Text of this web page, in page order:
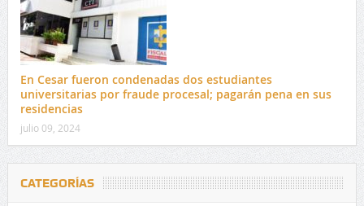
En Cesar fueron condenadas dos estudiantes
universitarias por fraude procesal; pagarán pena en sus
residencias
julio 09, 2024
CATEGORÍAS